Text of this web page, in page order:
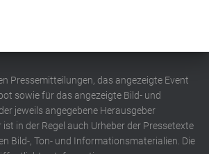
Pressemitteilungen, das angezeigte Event
sowie für das angezeigte Bild- und
jeweils angegebene Herausgeber
in der Regel auch Urheber der Pressetexte
Bild-, Ton- und Informationsmaterialien. Die